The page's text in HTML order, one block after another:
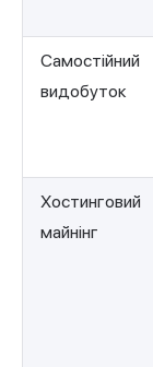
Самостійний
видобуток
Хостинговий
майнінг